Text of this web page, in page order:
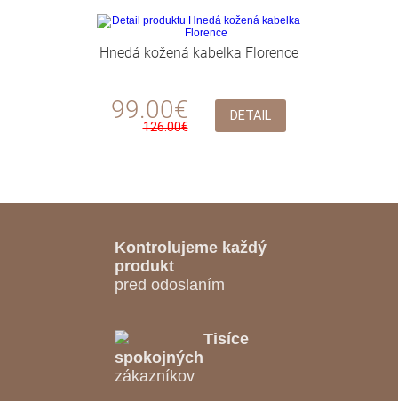
Hnedá kožená kabelka Florence
99.00€
126.00€
DETAIL
Kontrolujeme každý
produkt
pred odoslaním
Tisíce
spokojných
zákazníkov